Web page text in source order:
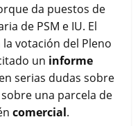
da puestos de
de PSM e IU. El
votación del Pleno
un informe
serias dudas sobre
una parcela de
comercial.